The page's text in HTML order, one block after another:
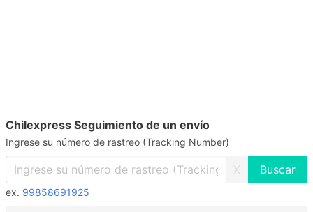
Chilexpress Seguimiento de un envío
Ingrese su número de rastreo (Tracking Number)
X
ex. 99858691925